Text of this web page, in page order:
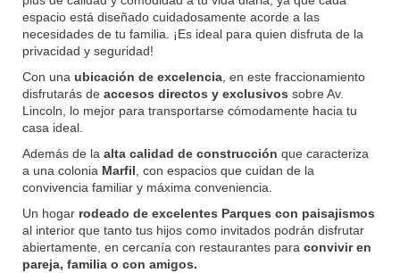
espacio está diseñado cuidadosamente acorde a las
necesidades de tu familia. ¡Es ideal para quien disfruta de la
privacidad y seguridad!
Con una ubicación de excelencia, en este fraccionamiento
disfrutarás de accesos directos y exclusivos sobre Av.
Lincoln, lo mejor para transportarse cómodamente hacia tu
casa ideal.
Además de la alta calidad de construcción que caracteriza
a una colonia Marfil, con espacios que cuidan de la
convivencia familiar y máxima conveniencia.
Un hogar rodeado de excelentes Parques con paisajismos
al interior que tanto tus hijos como invitados podrán disfrutar
abiertamente, en cercanía con restaurantes para convivir en
pareja, familia o con amigos.